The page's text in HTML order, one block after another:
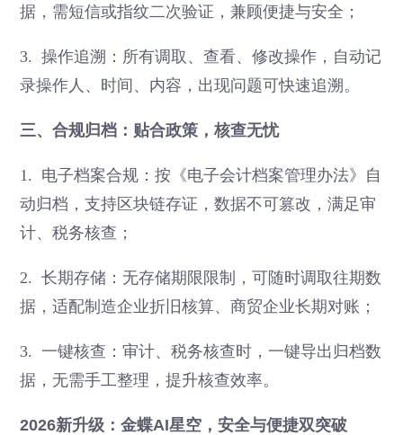
据，需短信或指纹二次验证，兼顾便捷与安全；
3. 操作追溯：所有调取、查看、修改操作，自动记
录操作人、时间、内容，出现问题可快速追溯。
三、合规归档：贴合政策，核查无忧
1. 电子档案合规：按《电子会计档案管理办法》自
动归档，支持区块链存证，数据不可篡改，满足审
计、税务核查；
2. 长期存储：无存储期限限制，可随时调取往期数
据，适配制造企业折旧核算、商贸企业长期对账；
3. 一键核查：审计、税务核查时，一键导出归档数
据，无需手工整理，提升核查效率。
2026新升级：金蝶AI星空，安全与便捷双突破